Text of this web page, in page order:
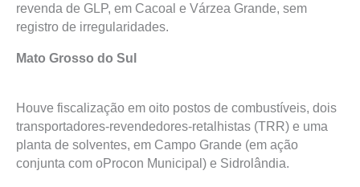
revenda de GLP, em Cacoal e Várzea Grande, sem
registro de irregularidades.
Mato Grosso do Sul
Houve fiscalização em oito postos de combustíveis, dois
transportadores-revendedores-retalhistas (TRR) e uma
planta de solventes, em Campo Grande (em ação
conjunta com oProcon Municipal) e Sidrolândia.